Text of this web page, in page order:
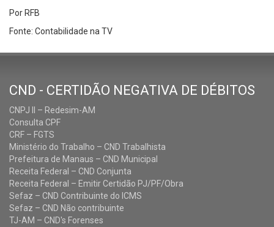
Por RFB
Fonte: Contabilidade na TV
CND - CERTIDÃO NEGATIVA DE DÉBITOS
CNPJ II – Redesim-AM
Consulta CPF
CRF – FGTS
Ministério do Trabalho – CND Trabalhista
Prefeitura de Manaus – CND Municipal
Receita Federal – CND Conjunta
Receita Federal – Emitir Certidão PJ/PF/Obra
Sefaz – CND Contribuinte do ICMS
Sefaz – CND Não contribuinte
TJ-AM – CND's Forenses